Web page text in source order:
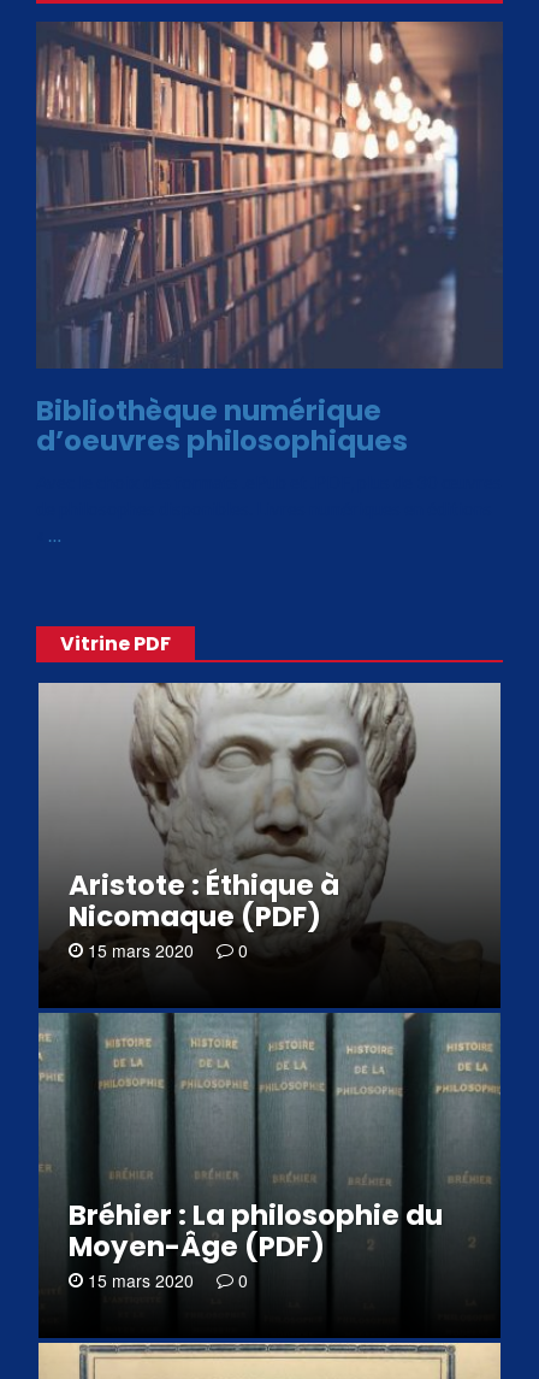
Bibliothèque numérique
d’oeuvres philosophiques
…
Vitrine PDF
Aristote : Éthique à
Nicomaque (PDF)
15 mars 2020 0
Bréhier : La philosophie du
Moyen-Âge (PDF)
15 mars 2020 0